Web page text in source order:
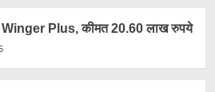
Winger Plus, कीमत 20.60 लाख रुपये